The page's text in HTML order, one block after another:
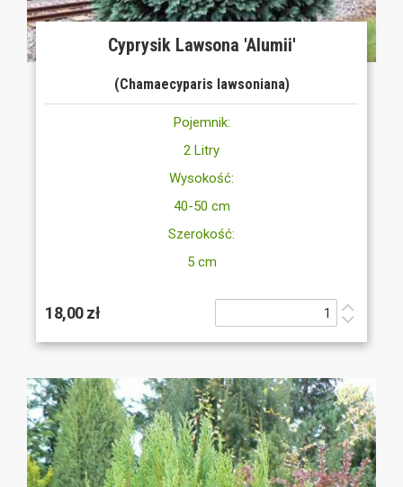
Cyprysik Lawsona 'Alumii'
(Chamaecyparis lawsoniana)
Pojemnik:
2 Litry
Wysokość:
40-50 cm
Szerokość:
5 cm
18,00 zł